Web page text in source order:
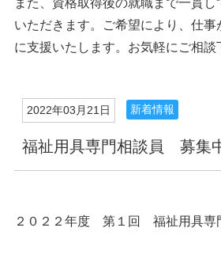
また、資格取得後の就職まで一貫し
いただきます。ご希望により、仕事
に支援いたします。お気軽にご相談
2022年03月21日 新着情報
福祉用具専門相談員 募集
２０２２年度 第１回 福祉用具専